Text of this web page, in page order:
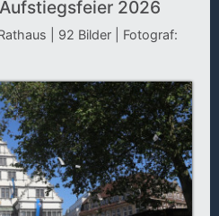
2026
| 92 Bilder | Fotograf: